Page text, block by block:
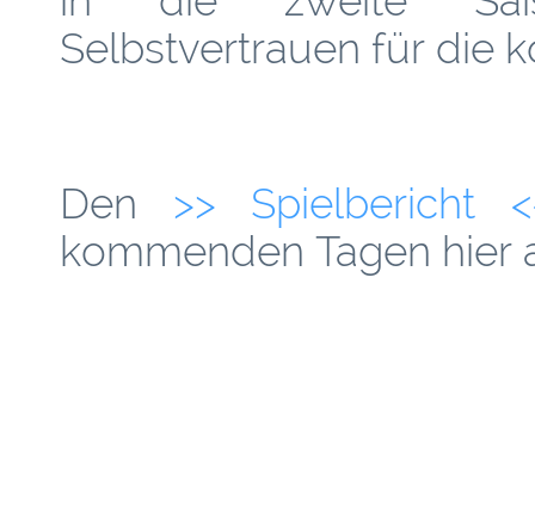
Selbstvertrauen für die
Den >> Spielbericht
kommenden Tagen hier